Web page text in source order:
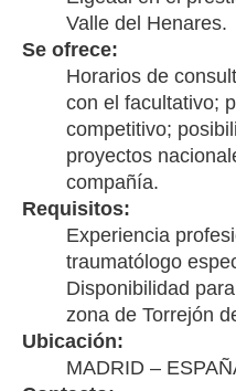
Valle del Henares.
Se ofrece:
Horarios de
con el facultativo;
competitivo;
proyectos
compañía.
Requisitos:
Experiencia
traumatólogo
Disponibilidad
zona de Torrejón
Ubicación:
MADRID –